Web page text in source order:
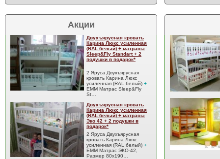
Акции
Двухъярусная кровать
Карина Люкс усиленная
(RAL белый) + матрасы
Sleep&Fly Standart + 2
подушки в подарок*
2 Яруса Двухъярусная
кровать Карина Люкс
усиленная (RAL белый) +
EMM Матрас Sleep&Fly
St…
Двухъярусная кровать
Карина Люкс усиленная
(RAL белый) + матрасы
Эко 42 + 2 подушки в
подарок*
2 Яруса Двухъярусная
кровать Карина Люкс
усиленная (RAL белый) +
EMM Матрас ЭКО-42,
Размер 80x190…